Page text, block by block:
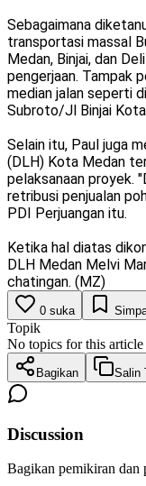
Sebagaimana
transportasi massal
Medan, Binjai, dan
pengerjaan. Tampak
median jalan seperti
Subroto/Jl Binjai
Selain itu, Paul juga
(DLH) Kota Medan
pelaksanaan proyek.
retribusi penjualan
PDI Perjuangan itu.
Ketika hal diatas
DLH Medan Melvi
chatingan. (MZ)
0 suka
Topik
No topics for this article
Bagikan Salin
Discussion
Bagikan pemikiran dan